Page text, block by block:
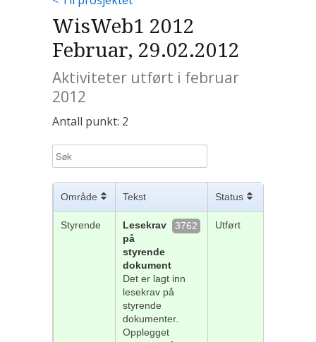
WisWeb1 2012
Februar, 29.02.2012
Aktiviteter utført i februar
2012
Antall punkt: 2
Område Tekst Status
Styrende 3762
Lesekrav
på
styrende
dokument
Det er lagt inn
lesekrav på
styrende
dokumenter.
Opplegget
Utført